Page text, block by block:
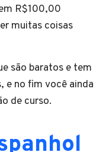
R$100,00
muitas coisas
são baratos e tem
e no fim você ainda
de curso.